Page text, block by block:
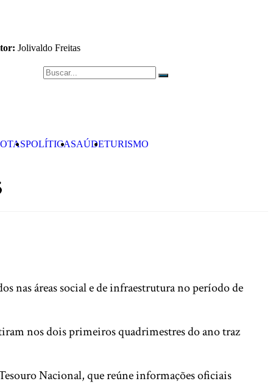
Jolivaldo Freitas
POLÍTICASAÚDETURISMO
nas áreas social e de infraestrutura no período de
nos dois primeiros quadrimestres do ano traz
Nacional, que reúne informações oficiais